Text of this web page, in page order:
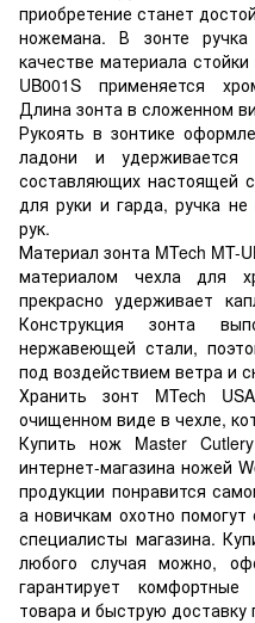
приобретение станет
ножемана. В зонте
качестве материала
UB001S применяется
Длина зонта в сложенном
Рукоять в зонтике
ладони и удерживается
составляющих настоящей
для руки и гарда, ручка
рук.
Материал зонта MTech MT-
материалом чехла для
прекрасно удерживает
Конструкция зонта
нержавеющей стали,
под воздействием ветра и
Хранить зонт MTech
очищенном виде в чехле,
Купить нож Master
интернет-магазина ножей
продукции понравится
а новичкам охотно
специалисты магазина.
любого случая можно,
гарантирует
товара и быструю доставку